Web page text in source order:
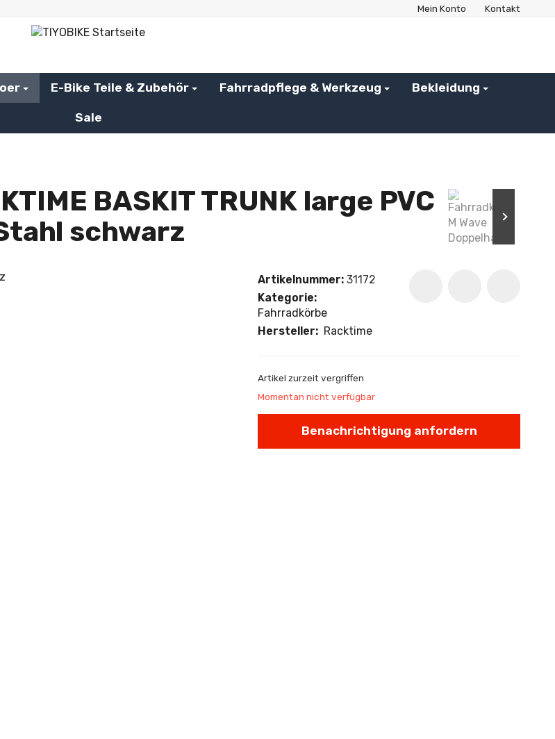
Mein Konto Kontakt
E-Bike Teile & Zubehör Fahrradpflege & Werkzeug Bekleidung
Sale
BASKIT TRUNK large PVC
schwarz
Artikelnummer: 31172
Kategorie:
Fahrradkörbe
Hersteller: Racktime
Artikel zurzeit vergriffen
Momentan nicht verfügbar
Benachrichtigung anfordern